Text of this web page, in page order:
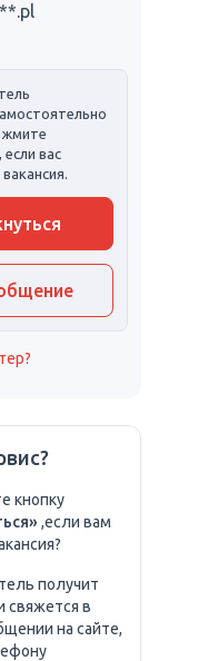
если вас
кнопку
,если вам
получит
свяжется в
на сайте,